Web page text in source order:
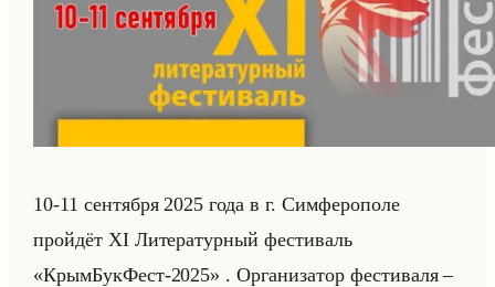
10-11 сен­тяб­ря 2025 года в г. Сим­фе­ро­по­ле
пройдёт XI Ли­те­ра­тур­ный фе­сти­валь
«КрымБукФест-2025» . Ор­га­ни­за­тор фе­сти­ва­ля –